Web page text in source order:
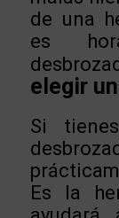
de una
es
elegir
Si
Es la